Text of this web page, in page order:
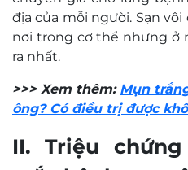
địa của mỗi người. Sạn
nơi trong cơ thể nhưng ở
ra nhất.
>>> Xem thêm: Mụn
ông? Có điều trị được
II. Triệu